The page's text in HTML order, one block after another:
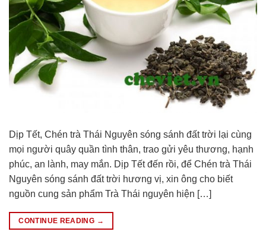
Dịp Tết, Chén trà Thái Nguyên sóng sánh đất trời lại cùng
mọi người quây quần tình thân, trao gửi yêu thương, hạnh
phúc, an lành, may mắn. Dịp Tết đến rồi, để Chén trà Thái
Nguyên sóng sánh đất trời hương vị, xin ông cho biết
nguồn cung sản phẩm Trà Thái nguyên hiện […]
CONTINUE READING →